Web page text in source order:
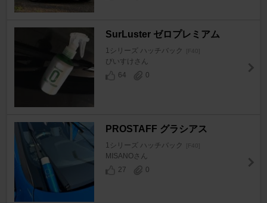
SurLuster ゼロプレミアム
1シリーズ ハッチバック [F40]
びいすけさん
64
0
PROSTAFF グラシアス
1シリーズ ハッチバック [F40]
MISANOさん
27
0